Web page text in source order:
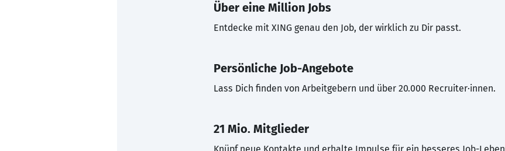
Über eine Million Jobs
Entdecke mit XING genau den Job, der wirklich zu Dir passt.
Persönliche Job-Angebote
Lass Dich finden von Arbeitgebern und über 20.000 Recruiter·innen.
21 Mio. Mitglieder